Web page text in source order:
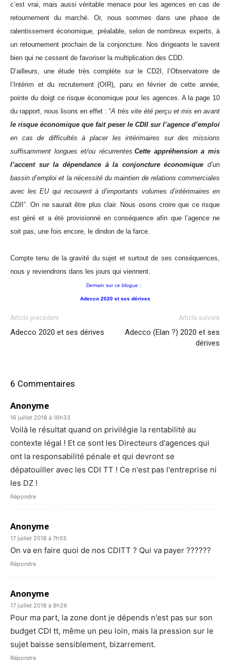
c’est vrai, mais aussi véritable menace pour les agences en cas de
retournement du marché. Or, nous sommes dans une phase de
ralentissement économique, préalable, selon de nombreux experts, à
un retournement prochain de la conjoncture. Nos dirigeants le savent
bien qui ne cessent de favoriser la multiplication des CDD.
D’ailleurs, une étude très complète sur le CD2I, l’Observatoire de
l’Intérim et du recrutement (OIR), paru en février de cette année,
pointe du doigt ce risque économique pour les agences. A la page 10
du rapport, nous lisons en effet : “A très vite été perçu et mis en avant
le risque économique que fait peser le CDII sur l’agence d’emploi
en cas de difficultés à placer les intérimaires sur des missions
suffisamment longues et/ou récurrentes.Cette appréhension a mis
l’accent sur la dépendance à la conjoncture économique d’un
bassin d’emploi et la nécessité du maintien de relations commerciales
avec les EU qui recourent à d’importants volumes d’intérimaires en
CDI I”. On ne saurait être plus clair. Nous osons croire que ce risque
est géré et a été provisionné en conséquence afin que l’agence ne
soit pas, une fois encore, le dindon de la farce.
Compte tenu de la gravité du sujet et surtout de ses conséquences,
nous y reviendrons dans les jours qui viennent.
Demain sur ce blogue :
Adecco 2020 et ses dérives
Article précédent
Adecco 2020 et ses dérives
Article suivant
Adecco (Elan ?) 2020 et ses
dérives
6 Commentaires
Anonyme
16 juillet 2018 à 16h33
Voilà le résultat quand on privilégie la rentabilité au
contexte légal ! Et ce sont les Directeurs d'agences qui
ont la responsabilité pénale et qui devront se
dépatouiller avec les CDI TT ! Ce n'est pas l'entreprise ni
les DZ !
Répondre
Anonyme
17 juillet 2018 à 7h55
On va en faire quoi de nos CDITT ? Qui va payer ??????
Répondre
Anonyme
17 juillet 2018 à 9h26
Pour ma part, la zone dont je dépends n'est pas sur son
budget CDI tt, même un peu loin, mais la pression sur le
sujet baisse sensiblement, bizarrement.
Répondre